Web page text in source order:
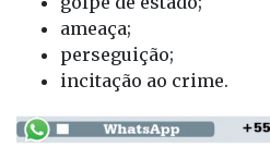
ameaça;
perseguição;
incitação ao crime.